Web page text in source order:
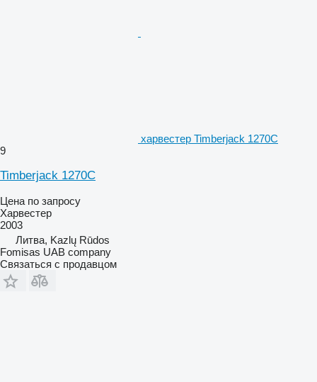
харвестер Timberjack 1270C
9
Timberjack 1270C
Цена по запросу
Харвестер
2003
Литва, Kazlų Rūdos
Fomisas UAB company
Связаться с продавцом